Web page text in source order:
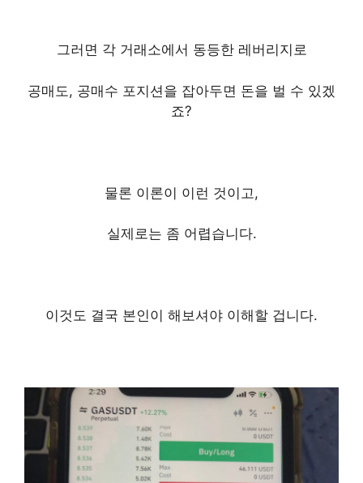
그러면 각 거래소에서 동등한 레버리지로
공매도, 공매수 포지션을 잡아두면 돈을 벌 수 있겠
죠?
물론 이론이 이런 것이고,
실제로는 좀 어렵습니다.
이것도 결국 본인이 해보셔야 이해할 겁니다.